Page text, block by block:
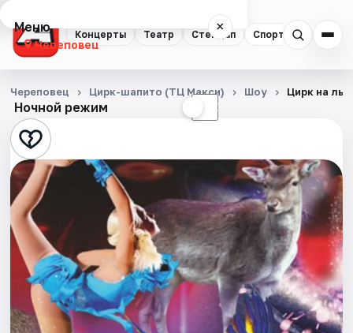
Концерты Театр Стендап Спорт
Меню ×
Череповец
Концерты
Театр
Стендап
Спорт
События
Города
Площадки
Ночной режим ☾
Череповец Цирк-шапито (ТЦ Макси) Шоу Цирк на